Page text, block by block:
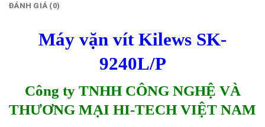
ĐÁNH GIÁ (0)
Máy vặn vít Kilews SK-
9240L/P
Công ty TNHH CÔNG NGHỆ VÀ
THƯƠNG MẠI HI-TECH VIỆT NAM